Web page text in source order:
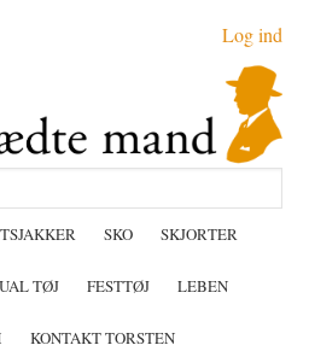
Log ind
SKO SKJORTER
TØJ FESTTØJ LEBEN
KONTAKT TORSTEN